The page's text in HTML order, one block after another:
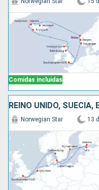
Comidas incluidas
Norwegian Star 13 d